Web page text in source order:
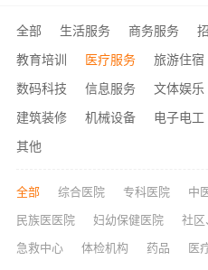
全部 生活服务 商务服务
教育培训
医疗服务 旅游住宿
数码科技
信息服务 文体娱乐
建筑装修
机械设备 电子电工
其他
全部 综合医院 专科医院 中
民族医医院 妇幼保健医院 社区
急救中心 体检机构 药品 医